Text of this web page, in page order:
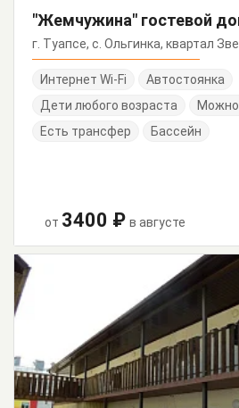
"Жемчужина" гостевой
г. Туапсе, с. Ольгинка, квартал
Интернет Wi-Fi
Автостоянка
Дети любого возраста
Можно
Есть трансфер
Бассейн
от 3400 ₽ в августе